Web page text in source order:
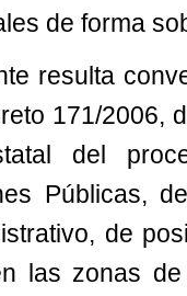
de forma
resulta
171/2006,
del
Públicas,
de
las zonas